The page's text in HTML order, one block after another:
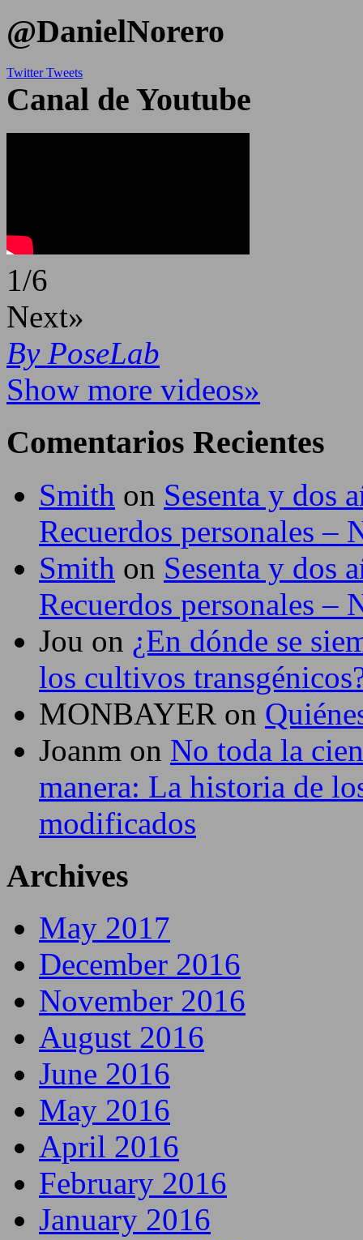
@DanielNorero
Twitter Tweets
Canal de Youtube
1/6
Next»
By PoseLab
Show more videos»
Comentarios Recientes
Smith on Sesenta y dos
Recuerdos personales –
Smith on Sesenta y dos
Recuerdos personales –
Jou on ¿En dónde se
los cultivos
MONBAYER on
Joanm on No toda la
manera: La historia de
modificados
Archives
May 2017
December 2016
November 2016
August 2016
June 2016
May 2016
April 2016
February 2016
January 2016